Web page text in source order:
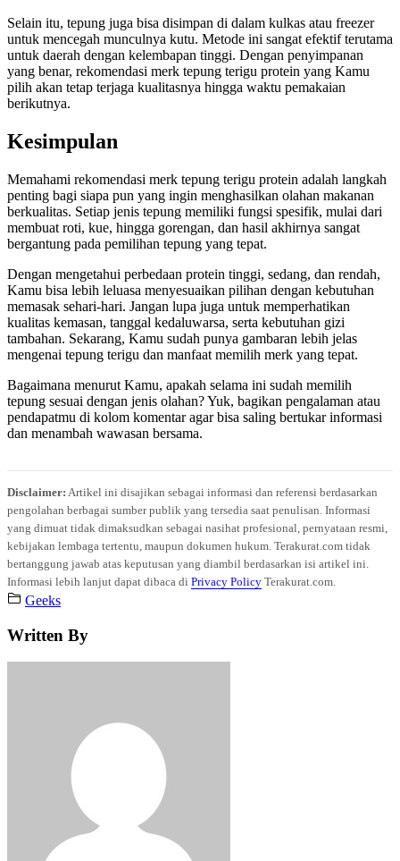
Selain itu, tepung juga bisa disimpan di dalam kulkas atau freezer
untuk mencegah munculnya kutu. Metode ini sangat efektif terutama
untuk daerah dengan kelembapan tinggi. Dengan penyimpanan
yang benar, rekomendasi merk tepung terigu protein yang Kamu
pilih akan tetap terjaga kualitasnya hingga waktu pemakaian
berikutnya.
Kesimpulan
Memahami rekomendasi merk tepung terigu protein adalah langkah
penting bagi siapa pun yang ingin menghasilkan olahan makanan
berkualitas. Setiap jenis tepung memiliki fungsi spesifik, mulai dari
membuat roti, kue, hingga gorengan, dan hasil akhirnya sangat
bergantung pada pemilihan tepung yang tepat.
Dengan mengetahui perbedaan protein tinggi, sedang, dan rendah,
Kamu bisa lebih leluasa menyesuaikan pilihan dengan kebutuhan
memasak sehari-hari. Jangan lupa juga untuk memperhatikan
kualitas kemasan, tanggal kedaluwarsa, serta kebutuhan gizi
tambahan. Sekarang, Kamu sudah punya gambaran lebih jelas
mengenai tepung terigu dan manfaat memilih merk yang tepat.
Bagaimana menurut Kamu, apakah selama ini sudah memilih
tepung sesuai dengan jenis olahan? Yuk, bagikan pengalaman atau
pendapatmu di kolom komentar agar bisa saling bertukar informasi
dan menambah wawasan bersama.
Disclaimer: Artikel ini disajikan sebagai informasi dan referensi berdasarkan
pengolahan berbagai sumber publik yang tersedia saat penulisan. Informasi
yang dimuat tidak dimaksudkan sebagai nasihat profesional, pernyataan resmi,
kebijakan lembaga tertentu, maupun dokumen hukum. Terakurat.com tidak
bertanggung jawab atas keputusan yang diambil berdasarkan isi artikel ini.
Informasi lebih lanjut dapat dibaca di Privacy Policy Terakurat.com.
Geeks
Written By